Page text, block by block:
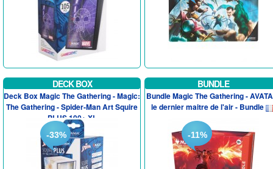
DECK BOX
Deck Box Magic The Gathering - Magic:
The Gathering - Spider-Man Art Squire
PLUS 100+ XL
-33%
BUNDLE
Bundle Magic The Gathering -
le dernier maitre de l'air - Bundle
-11%